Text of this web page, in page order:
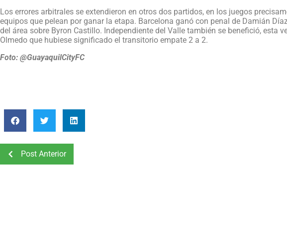
Los errores arbitrales se extendieron en otros dos partidos, en los juegos
equipos que pelean por ganar la etapa. Barcelona ganó con penal de Damián
del área sobre Byron Castillo. Independiente del Valle también se benefició, esta
Olmedo que hubiese significado el transitorio empate 2 a 2.
Foto: @GuayaquilCityFC
Post Anterior